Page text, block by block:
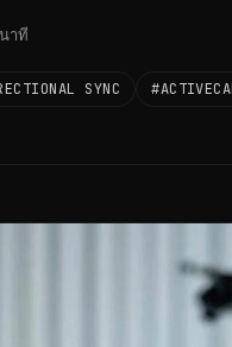
าที
SYNC